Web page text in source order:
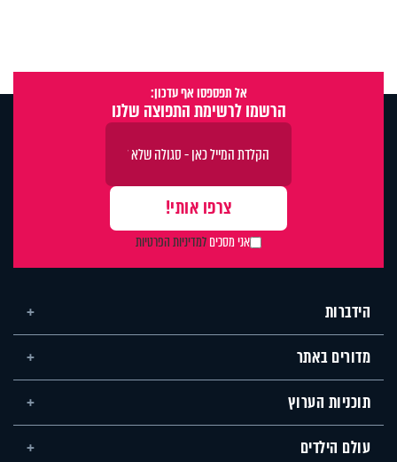
אל תפספסו אף עדכון:
הרשמו לרשימת התפוצה שלנו
אני מסכיםלמדיניות הפרטיות
הידברות
מדורים באתר
תוכניות הערוץ
עולם הילדים